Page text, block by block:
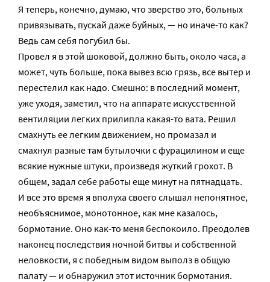
Я теперь, конечно, думаю, что зверство это, больных
привязывать, пускай даже буйных, — но иначе-то как?
Ведь сам себя погубил бы.
Провел я в этой шоковой, должно быть, около часа, а
может, чуть больше, пока вывез всю грязь, все вытер и
перестелил как надо. Смешно: в последний момент,
уже уходя, заметил, что на аппарате искусственной
вентиляции легких прилипла какая-то вата. Решил
смахнуть ее легким движением, но промазал и
смахнул разные там бутылочки с фурацилином и еще
всякие нужные штуки, произведя жуткий грохот. В
общем, задал себе работы еще минут на пятнадцать.
И все это время я вполуха своего слышал непонятное,
необъяснимое, монотонное, как мне казалось,
бормотание. Оно как-то меня беспокоило. Преодолев
наконец последствия ночной битвы и собственной
неловкости, я с победным видом выполз в общую
палату — и обнаружил этот источник бормотания.